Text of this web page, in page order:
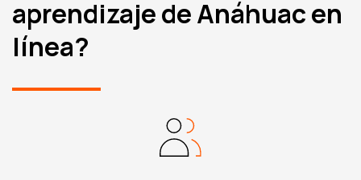
aprendizaje de Anáhuac en
línea?